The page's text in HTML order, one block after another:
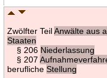
Zwölfter TeilAnwälte aus
Staaten
§ 206 Niederlassung
§ 207
beruflicheStellung